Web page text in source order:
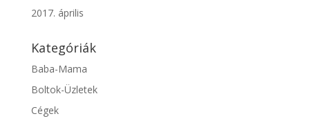
2017. április
Kategóriák
Baba-Mama
Boltok-Üzletek
Cégek